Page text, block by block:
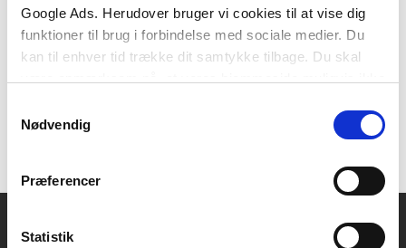
Google Ads. Herudover bruger vi cookies til at vise dig
funktioner til brug i forbindelse med sociale medier. Du
kan til enhver tid trække dit samtykke tilbage. Du skal
tilbagetrækker et samtykke.
Nødvendig
Præferencer
Statistik